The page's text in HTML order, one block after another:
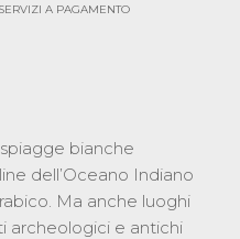
SERVIZI A PAGAMENTO
bianche
dell’Oceano Indiano
Ma anche luoghi
archeologici e antichi